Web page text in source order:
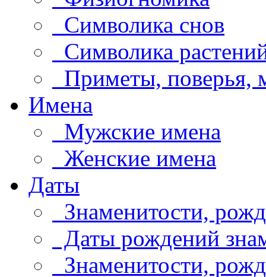
Символика снов
Символика
Приметы, поверья,
Имена
Мужские имена
Женские имена
Даты
Знаменитости,
Даты рождений
Знаменитости,